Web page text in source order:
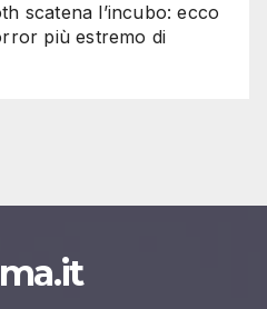
scatena l’incubo: ecco
più estremo di